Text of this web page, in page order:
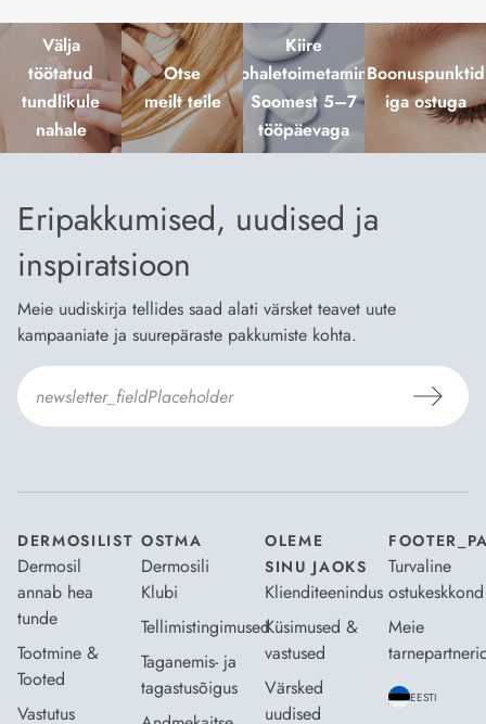
Välja
töötatud
tundlikule
nahale
Otse
meilt teile
Kiire
kohaletoimetamine
Soomest 5–7
tööpäevaga
Boonuspunktid
iga ostuga
Eripakkumised, uudised ja
inspiratsioon
Meie uudiskirja tellides saad alati värsket teavet uute
kampaaniate ja suurepäraste pakkumiste kohta.
DERMOSILIST
Dermosil
annab hea
tunde
Tootmine &
Tooted
Vastutus
OSTMA
Dermosili
Klubi
Tellimistingimused
Taganemis- ja
tagastusõigus
OLEME
SINU JAOKS
Klienditeenindus
Küsimused &
vastused
Värsked
uudised
Turvaline
ostukeskkond
Meie
EESTI